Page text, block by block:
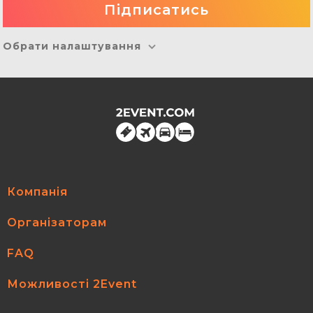
Обрати налаштування
Компанія
Організаторам
FAQ
Можливості 2Event